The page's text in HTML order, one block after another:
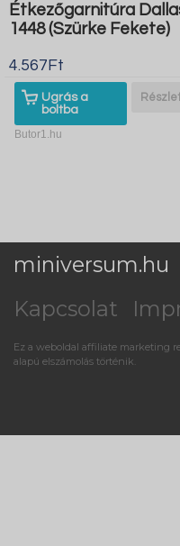
Étkezőgarnitúra
1448 (Szürke Fekete)
4.567Ft
Ugrás a
boltba
Butor1.hu
miniversum.hu
Kapcsolat
Ez a weboldal affiliate marketing
alapú elszámolás történik.